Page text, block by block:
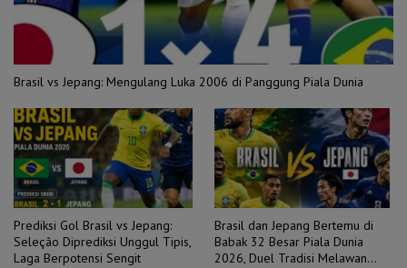
Brasil vs Jepang: Mengulang Luka 2006 di Panggung Piala Dunia
Prediksi Gol Brasil vs Jepang:
Seleção Diprediksi Unggul Tipis,
Laga Berpotensi Sengit
Brasil dan Jepang Bertemu di
Babak 32 Besar Piala Dunia
2026, Duel Tradisi Melawan